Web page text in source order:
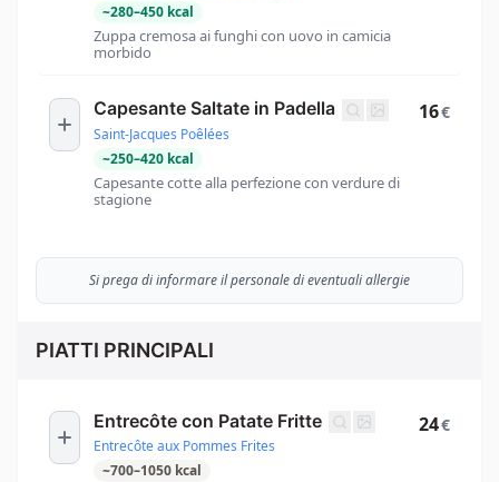
~280–450 kcal
Zuppa cremosa ai funghi con uovo in camicia
morbido
Capesante Saltate in Padella
Saint-Jacques Poêlées
~250–420 kcal
Capesante cotte alla perfezione con verdure di
stagione
16€
Si prega di informare il personale di eventuali allergie
PIATTI PRINCIPALI
Entrecôte con Patate Fritte
Entrecôte aux Pommes Frites
~700–1050 kcal
24€